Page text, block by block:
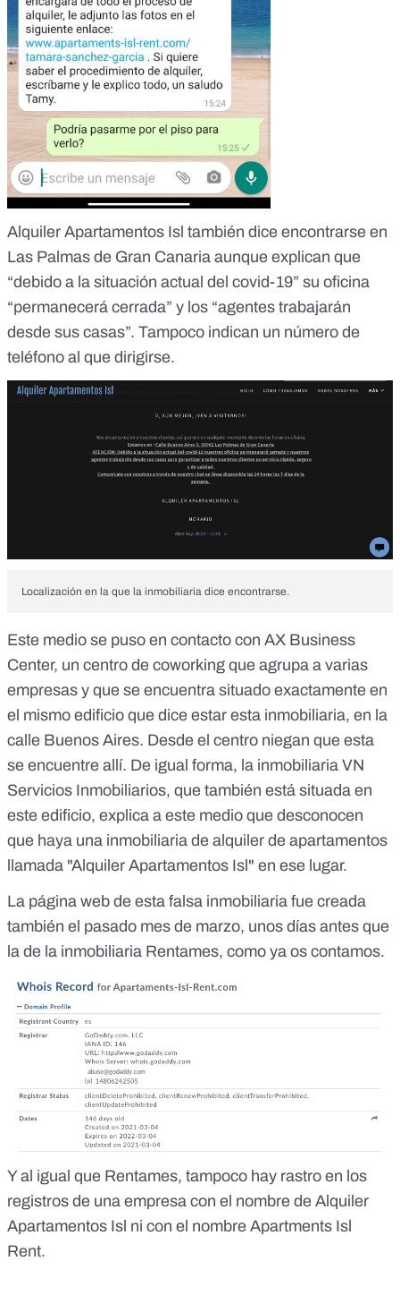
Alquiler Apartamentos Isl también dice encontrarse en
Las Palmas de Gran Canaria aunque explican que
“debido a la situación actual del covid-19” su oficina
“permanecerá cerrada” y los “agentes trabajarán
desde sus casas”. Tampoco indican un número de
teléfono al que dirigirse.
Localización en la que la inmobiliaria dice encontrarse.
Este medio se puso en contacto con AX Business
Center, un centro de coworking que agrupa a varias
empresas y que se encuentra situado exactamente en
el mismo edificio que dice estar esta inmobiliaria, en la
calle Buenos Aires. Desde el centro niegan que esta
se encuentre allí. De igual forma, la inmobiliaria VN
Servicios Inmobiliarios, que también está situada en
este edificio, explica a este medio que desconocen
que haya una inmobiliaria de alquiler de apartamentos
llamada "Alquiler Apartamentos Isl" en ese lugar.
La página web de esta falsa inmobiliaria fue creada
también el pasado mes de marzo, unos días antes que
la de la inmobiliaria Rentames, como ya os contamos.
Y al igual que Rentames, tampoco hay rastro en los
registros de una empresa con el nombre de Alquiler
Apartamentos Isl ni con el nombre Apartments Isl
Rent.